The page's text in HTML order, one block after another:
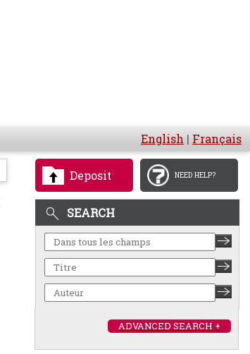
English | Français
Deposit NEED HELP?
SEARCH
ADVANCED SEARCH +